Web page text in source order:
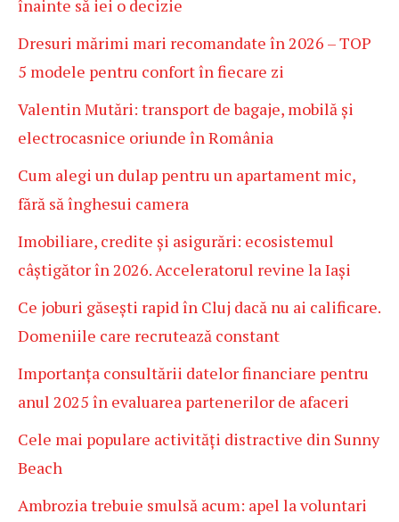
înainte să iei o decizie
Dresuri mărimi mari recomandate în 2026 – TOP
5 modele pentru confort în fiecare zi
Valentin Mutări: transport de bagaje, mobilă și
electrocasnice oriunde în România
Cum alegi un dulap pentru un apartament mic,
fără să înghesui camera
Imobiliare, credite și asigurări: ecosistemul
câștigător în 2026. Acceleratorul revine la Iași
Ce joburi găsești rapid în Cluj dacă nu ai calificare.
Domeniile care recrutează constant
Importanța consultării datelor financiare pentru
anul 2025 în evaluarea partenerilor de afaceri
Cele mai populare activități distractive din Sunny
Beach
Ambrozia trebuie smulsă acum: apel la voluntari